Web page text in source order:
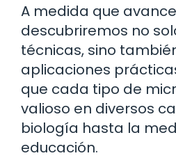
A medida que
descubriremos no
técnicas, sino
aplicaciones
que cada tipo de
valioso en diversos
biología hasta la
educación.